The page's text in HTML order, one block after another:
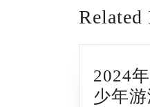
导
航
post:
Related
2024
少年